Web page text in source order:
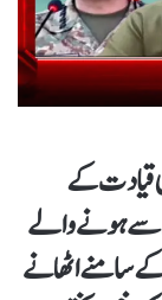
قیادت کے
سے ہونے والے
سامنے اٹھانے